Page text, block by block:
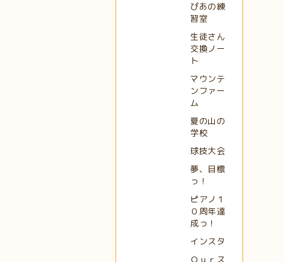
ぴあの練
習室
生徒さん
交換ノー
ト
マウンテ
ンファー
ム
夏の山の
学校
球技大会
夢、目標
っ！
ピアノ１
０周年達
成っ！
インスタ
Ｏｕｒス